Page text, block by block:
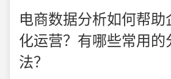
电商数据分析如何帮
化运营？有哪些常用
法？